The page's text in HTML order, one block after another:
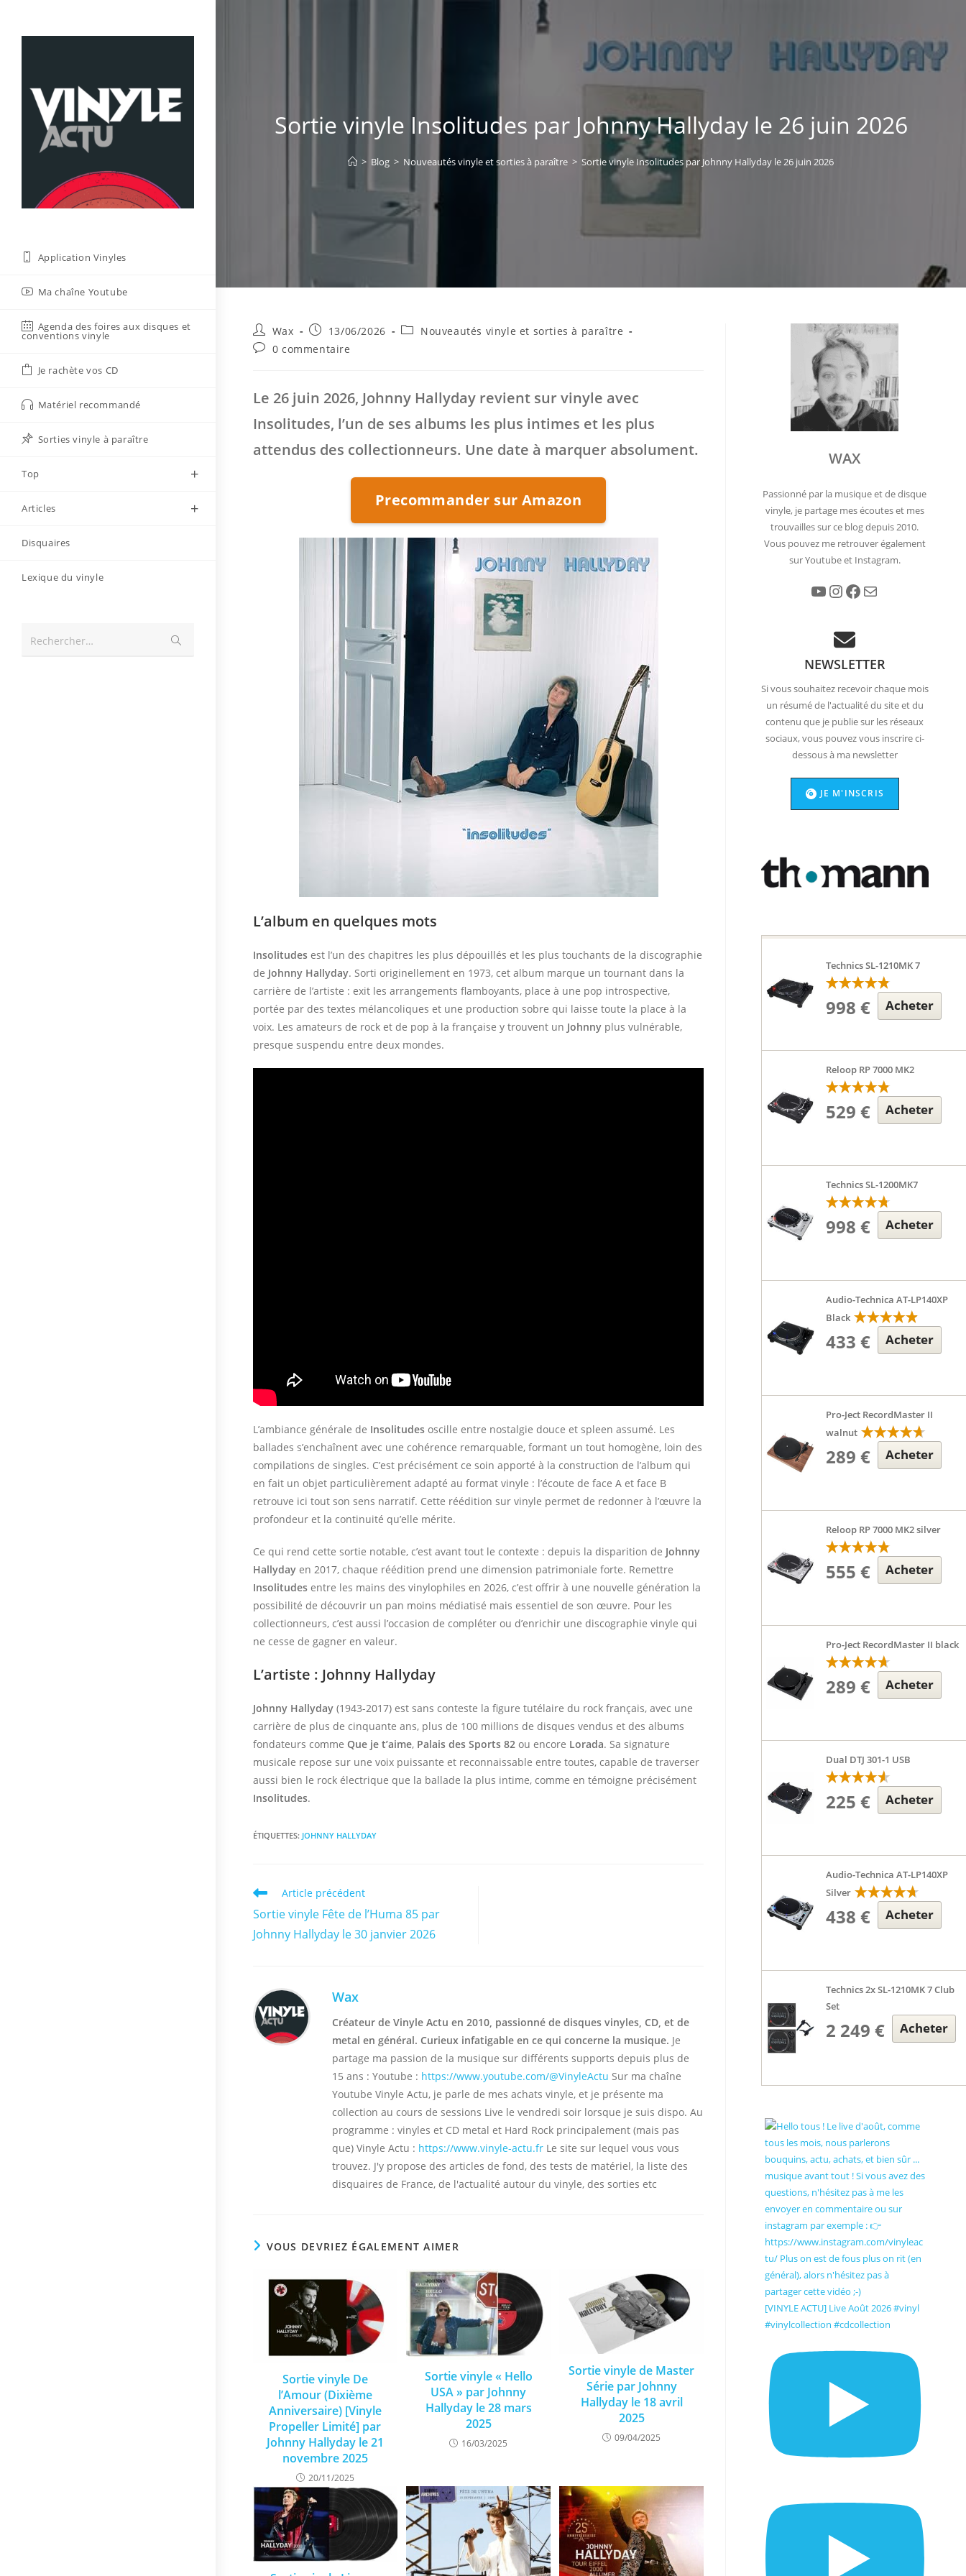
Application Vinyles
Ma chaîne Youtube
Agenda des foires aux disques et
conventions vinyle
Je rachète vos CD
Matériel recommandé
Sorties vinyle à paraître
Top
Articles
Disquaires
Lexique du vinyle
Rechercher…
la
Sortie vinyle Insolitudes par Johnny Hallyday le 26 juin 2026
> Blog > Nouveautés vinyle et sorties à paraître > Sortie vinyle Insolitudes par Johnny Hallyday le 26 juin 2026
Auteur/autrice
de
la
Wax
Publication
publiée :
13/06/2026
PostNouveautés vinyle et sorties à paraître
Commentaires
0 commentaire
Le 26 juin 2026, Johnny Hallyday revient sur vinyle avec
Insolitudes, l’un de ses albums les plus intimes et les plus
attendus des collectionneurs. Une date à marquer absolument.
Precommander sur Amazon
L’album en quelques mots
Insolitudes est l’un des chapitres les plus dépouillés et les plus touchants de la discographie
de Johnny Hallyday. Sorti originellement en 1973, cet album marque un tournant dans la
carrière de l’artiste : exit les arrangements flamboyants, place à une pop introspective,
portée par des textes mélancoliques et une production sobre qui laisse toute la place à la
voix. Les amateurs de rock et de pop à la française y trouvent un Johnny plus vulnérable,
presque suspendu entre deux mondes.
L’ambiance générale de Insolitudes oscille entre nostalgie douce et spleen assumé. Les
ballades s’enchaînent avec une cohérence remarquable, formant un tout homogène, loin des
compilations de singles. C’est précisément ce soin apporté à la construction de l’album qui
en fait un objet particulièrement adapté au format vinyle : l’écoute de face A et face B
retrouve ici tout son sens narratif. Cette réédition sur vinyle permet de redonner à l’œuvre la
profondeur et la continuité qu’elle mérite.
Ce qui rend cette sortie notable, c’est avant tout le contexte : depuis la disparition de Johnny
Hallyday en 2017, chaque réédition prend une dimension patrimoniale forte. Remettre
Insolitudes entre les mains des vinylophiles en 2026, c’est offrir à une nouvelle génération la
possibilité de découvrir un pan moins médiatisé mais essentiel de son œuvre. Pour les
collectionneurs, c’est aussi l’occasion de compléter ou d’enrichir une discographie vinyle qui
ne cesse de gagner en valeur.
L’artiste : Johnny Hallyday
Johnny Hallyday (1943-2017) est sans conteste la figure tutélaire du rock français, avec une
carrière de plus de cinquante ans, plus de 100 millions de disques vendus et des albums
fondateurs comme Que je t’aime, Palais des Sports 82 ou encore Lorada. Sa signature
musicale repose sur une voix puissante et reconnaissable entre toutes, capable de traverser
aussi bien le rock électrique que la ballade la plus intime, comme en témoigne précisément
Insolitudes.
ÉTIQUETTES: JOHNNY HALLYDAY
Read
articles
Article précédent
Sortie vinyle Fête de l’Huma 85 par
Johnny Hallyday le 30 janvier 2026
Wax
Créateur de Vinyle Actu en 2010, passionné de disques vinyles, CD, et de
metal en général. Curieux infatigable en ce qui concerne la musique. Je
partage ma passion de la musique sur différents supports depuis plus de
15 ans : Youtube : https://www.youtube.com/@VinyleActu Sur ma chaîne
Youtube Vinyle Actu, je parle de mes achats vinyle, et je présente ma
collection au cours de sessions Live le vendredi soir lorsque je suis dispo. Au
programme : vinyles et CD metal et Hard Rock principalement (mais pas
que) Vinyle Actu : https://www.vinyle-actu.fr Le site sur lequel vous vous
trouvez. J'y propose des articles de fond, des tests de matériel, la liste des
disquaires de France, de l'actualité autour du vinyle, des sorties etc
VOUS DEVRIEZ ÉGALEMENT AIMER
Sortie vinyle De
l’Amour (Dixième
Anniversaire) [Vinyle
Propeller Limité] par
Johnny Hallyday le 21
novembre 2025
20/11/2025
Sortie vinyle « Hello
USA » par Johnny
Hallyday le 28 mars
2025
16/03/2025
Sortie vinyle de Master
Série par Johnny
Hallyday le 18 avril
2025
09/04/2025
WAX
Passionné par la musique et de disque
vinyle, je partage mes écoutes et mes
trouvailles sur ce blog depuis 2010.
Vous pouvez me retrouver également
sur Youtube et Instagram.
YouTube Instagram Facebook E-mail
NEWSLETTER
Si vous souhaitez recevoir chaque mois
un résumé de l'actualité du site et du
contenu que je publie sur les réseaux
sociaux, vous pouvez vous inscrire ci-
dessous à ma newsletter
JE M'INSCRIS
Technics SL-1210MK 7
998 € Acheter
Reloop RP 7000 MK2
529 € Acheter
Technics SL-1200MK7
998 € Acheter
Audio-Technica AT-LP140XP
Black
433 € Acheter
Pro-Ject RecordMaster II
walnut
289 € Acheter
Reloop RP 7000 MK2 silver
555 € Acheter
Pro-Ject RecordMaster II black
289 € Acheter
Dual DTJ 301-1 USB
225 € Acheter
Audio-Technica AT-LP140XP
Silver
438 € Acheter
Technics 2x SL-1210MK 7 Club
Set
2 249 € Acheter
[VINYLE ACTU] Live Août 2026 #vinyl
#vinylcollection #cdcollection